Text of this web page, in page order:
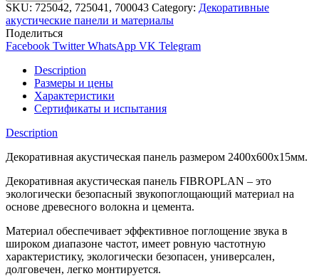
SKU: 725042, 725041, 700043 Category: Декоративные
акустические панели и материалы
Поделиться
Facebook Twitter WhatsApp VK Telegram
Description
Размеры и цены
Характеристики
Сертификаты и испытания
Description
Декоративная акустическая панель размером 2400х600х15мм.
Декоративная акустическая панель FIBROPLAN – это
экологически безопасный звукопоглощающий материал на
основе древесного волокна и цемента.
Материал обеспечивает эффективное поглощение звука в
широком диапазоне частот, имеет ровную частотную
характеристику, экологически безопасен, универсален,
долговечен, легко монтируется.